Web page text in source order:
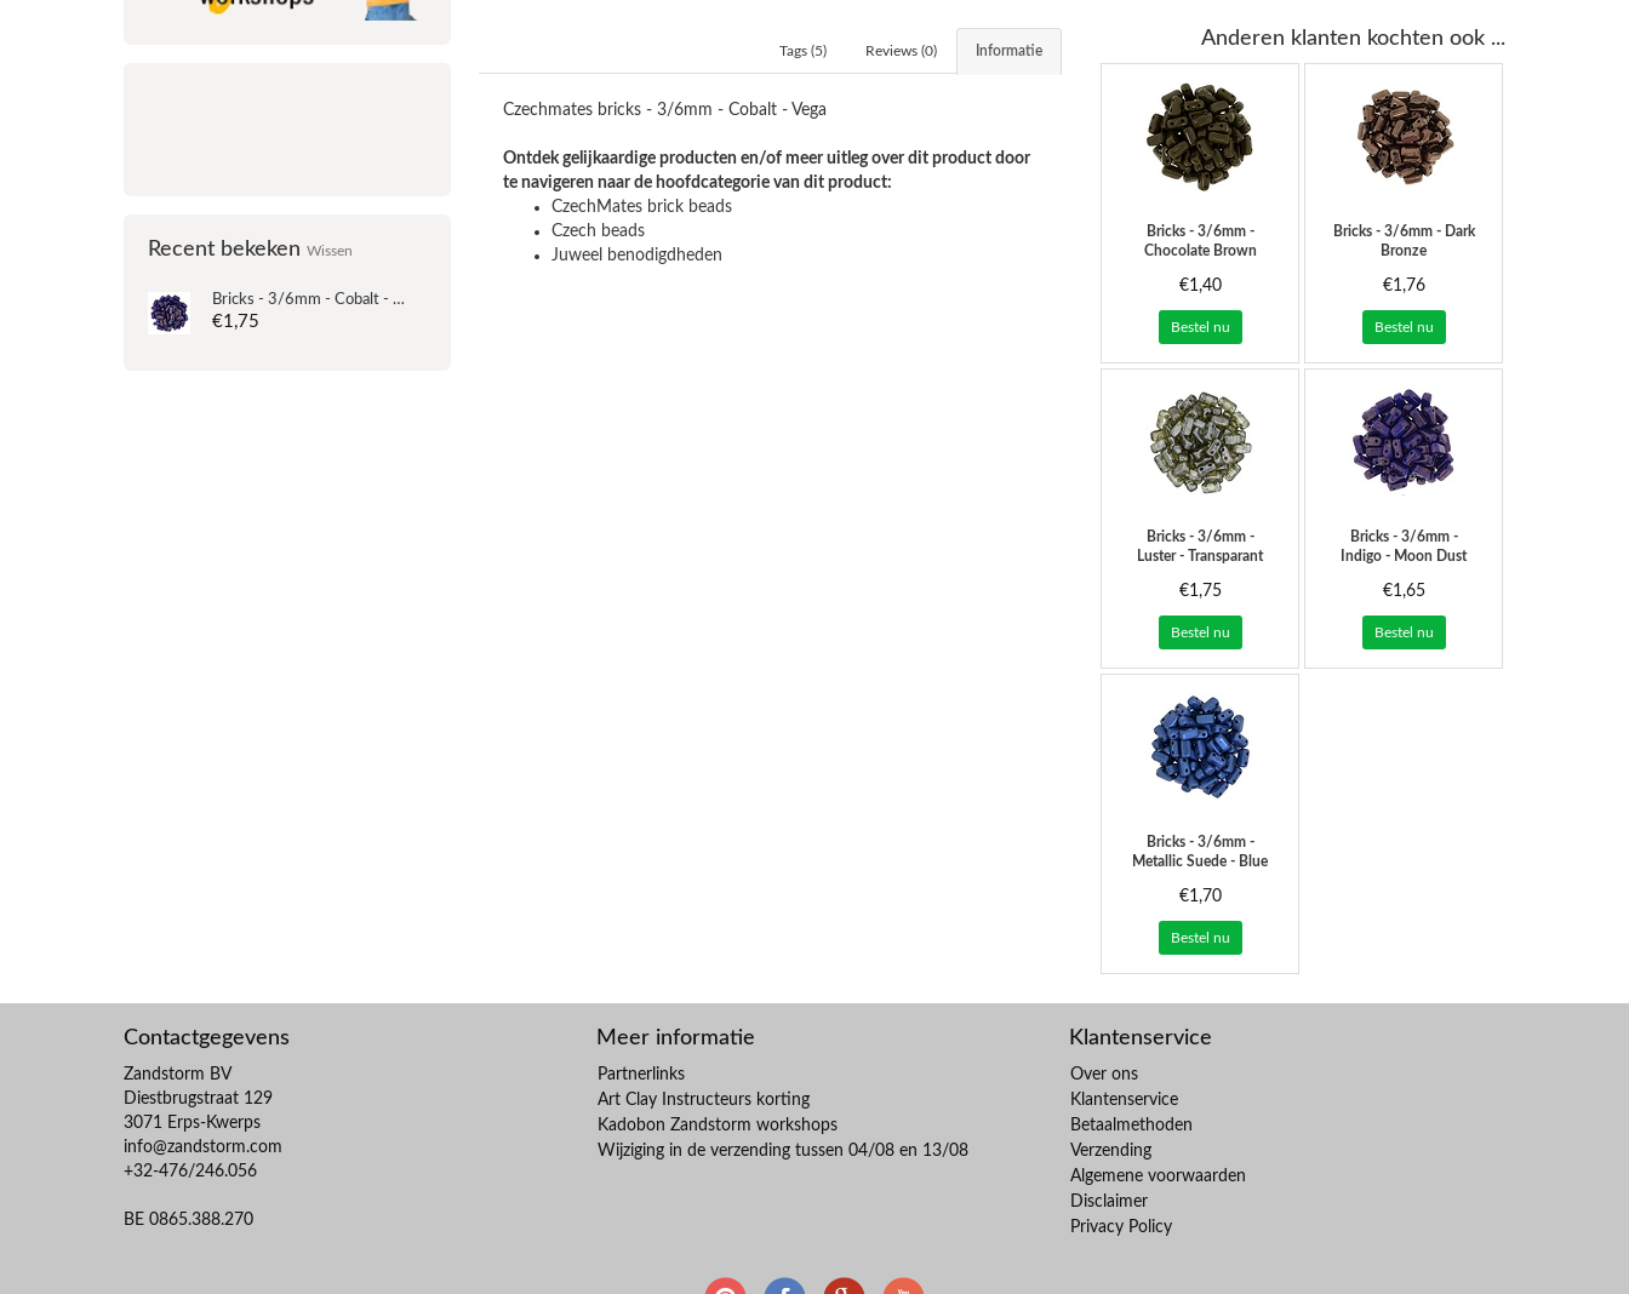
Recent bekeken Wissen
Bricks - 3/6mm - Cobalt - Vega
€1,75
Informatie
Reviews (0)
Tags (5)
Czechmates bricks - 3/6mm - Cobalt - Vega
Ontdek gelijkaardige producten en/of meer uitleg over dit product door
te navigeren naar de hoofdcategorie van dit product:
CzechMates brick beads
Czech beads
Juweel benodigdheden
Anderen klanten kochten ook ...
Bricks - 3/6mm -
Chocolate Brown
€1,40
Bestel nu
Bricks - 3/6mm - Dark
Bronze
€1,76
Bestel nu
Bricks - 3/6mm -
Luster - Transparant
€1,75
Bestel nu
Bricks - 3/6mm -
Indigo - Moon Dust
€1,65
Bestel nu
Bricks - 3/6mm -
Metallic Suede - Blue
€1,70
Bestel nu
Contactgegevens
Zandstorm BV
Diestbrugstraat 129
3071 Erps-Kwerps
info@zandstorm.com
+32-476/246.056
BE 0865.388.270
Meer informatie
Partnerlinks
Art Clay Instructeurs korting
Kadobon Zandstorm workshops
Wijziging in de verzending tussen 04/08 en 13/08
Klantenservice
Over ons
Klantenservice
Betaalmethoden
Verzending
Algemene voorwaarden
Disclaimer
Privacy Policy